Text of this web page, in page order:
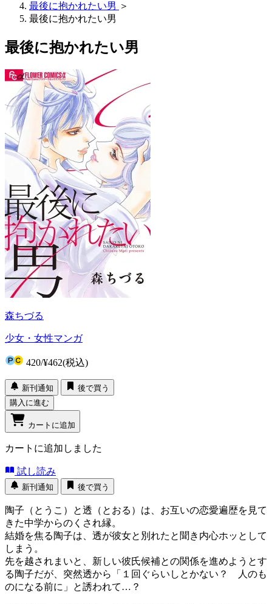
最後に抱かれたい男 ＞
最後に抱かれたい男
最後に抱かれたい男
森ちづる
少女・女性マンガ
420/¥462(税込)
新刊通知
後で買う
購入に進む
カートに追加
カートに追加しました
試し読み
新刊通知 後で買う
陶子（とうこ）と透（とおる）は、お互いの恋愛遍歴を見て
きた中学からのくされ縁。
結婚を焦る陶子は、透が彼女と別れたと聞き内心ホッとして
しまう。
先を越されまいと、新しい彼氏候補との関係を進めようとす
る陶子だが、突然透から「１回ぐらいしとかない？ 人のも
のになる前に」と誘われて…？